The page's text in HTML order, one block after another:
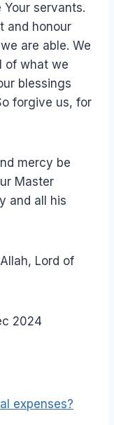
Your servants.
and honour
are able. We
of what we
blessings
forgive us, for
mercy be
Master
and all his
Lord of
2024
expenses?